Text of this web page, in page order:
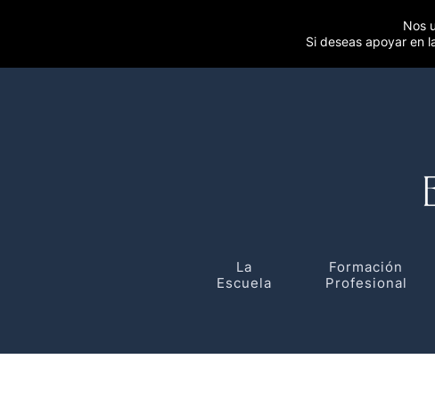
Nos
Si deseas apoyar en
La
Escuela
Formación
Profesional